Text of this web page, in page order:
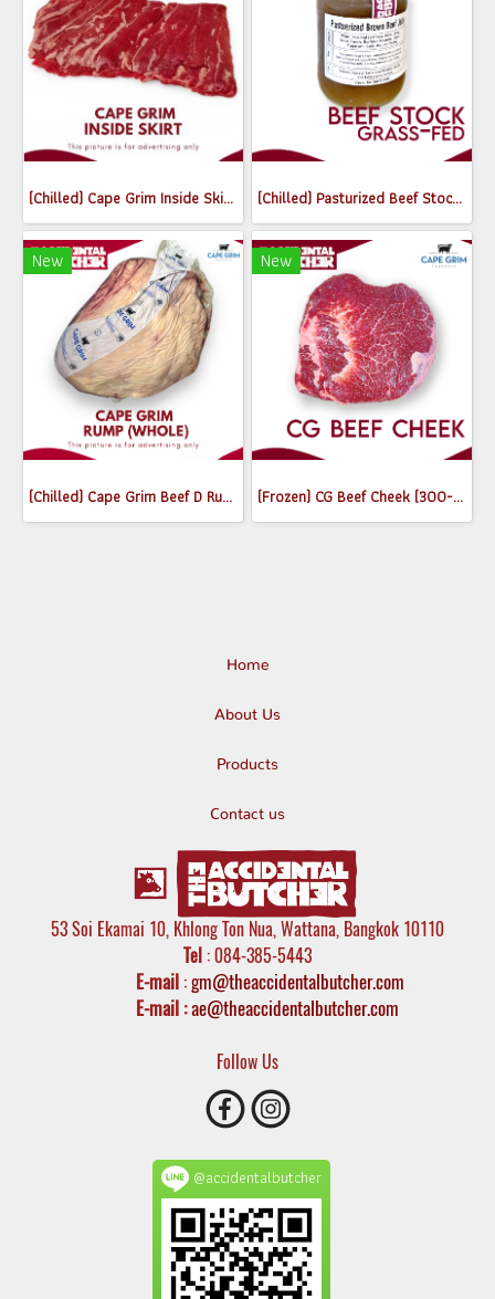
(Chilled) Cape Grim Inside Skirt Steak (เนื้อพื้นท้องด้านใน) (300-350g) (Chilled) Pasturized Beef Stock (300ml) (Jar)
New
(Chilled) Cape Grim Beef D Rump (Whole) MB2-3
New
(Frozen) CG Beef Cheek (300-350g)
Home
About Us
Products
Contact us
53 Soi Ekamai 10, Khlong Ton Nua, Wattana, Bangkok 10110
Tel : 084-385-5443
E-mail:gm@theaccidentalbutcher.com
E-mail :ae@theaccidentalbutcher.com
Follow Us
@accidentalbutcher